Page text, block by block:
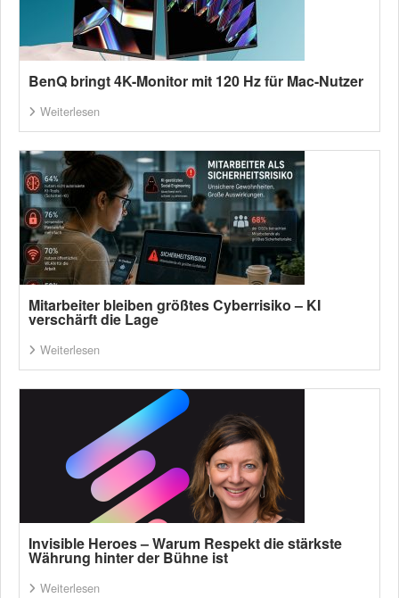
BenQ bringt 4K-Monitor mit 120 Hz für Mac-Nutzer
Weiterlesen
Mitarbeiter bleiben größtes Cyberrisiko – KI
verschärft die Lage
Weiterlesen
Invisible Heroes – Warum Respekt die stärkste
Währung hinter der Bühne ist
Weiterlesen